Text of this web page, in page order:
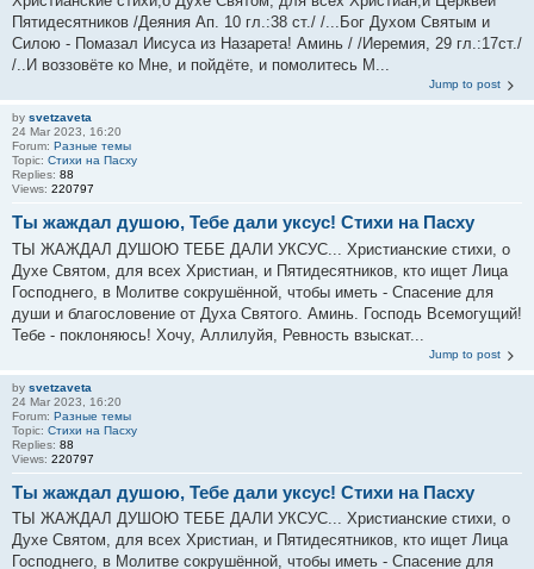
Пятидесятников /Деяния Ап. 10 гл.:38 ст./ /...Бог Духом Святым и
Силою - Помазал Иисуса из Назарета! Аминь / /Иеремия, 29 гл.:17ст./
/..И воззовёте ко Мне, и пойдёте, и помолитесь М...
Jump to post
by svetzaveta
24 Mar 2023, 16:20
Forum: Разные темы
Topic: Стихи на Пасху
Replies: 88
Views: 220797
Ты жаждал душою, Тебе дали уксус! Стихи на Пасху
ТЫ ЖАЖДАЛ ДУШОЮ ТЕБЕ ДАЛИ УКСУС... Христианские стихи, о
Духе Святом, для всех Христиан, и Пятидесятников, кто ищет Лица
Господнего, в Молитве сокрушённой, чтобы иметь - Спасение для
души и благословение от Духа Святого. Аминь. Господь Всемогущий!
Тебе - поклоняюсь! Хочу, Аллилуйя, Ревность взыскат...
Jump to post
by svetzaveta
24 Mar 2023, 16:20
Forum: Разные темы
Topic: Стихи на Пасху
Replies: 88
Views: 220797
Ты жаждал душою, Тебе дали уксус! Стихи на Пасху
ТЫ ЖАЖДАЛ ДУШОЮ ТЕБЕ ДАЛИ УКСУС... Христианские стихи, о
Духе Святом, для всех Христиан, и Пятидесятников, кто ищет Лица
Господнего, в Молитве сокрушённой, чтобы иметь - Спасение для